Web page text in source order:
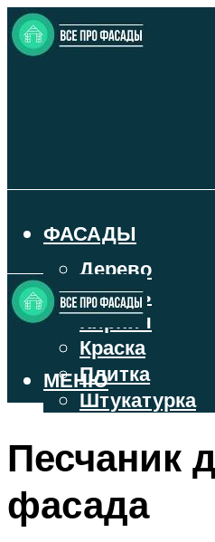
ФАСАДЫ
Дерево
Камень
Кирпич
Краска
Плитка
Штукатурка
ФАСАДНЫЙ
ОСВЕЩЕНИЕ И
МЕНЮ
Песчаник
фасада